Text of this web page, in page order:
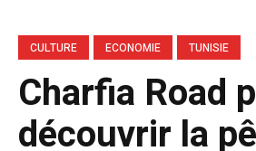
CULTURE ECONOMIE TUNISIE
Charfia Road
découvrir la